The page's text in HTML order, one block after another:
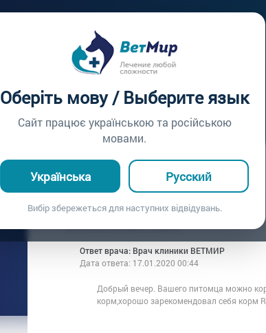
Оберіть мову / Выберите язык
Сайт працює українською та російською
мовами.
Українська Русский
Вибір збережеться для наступних відвідувань.
Вопросы врачу /
ПИТАНИЕ ЕНОТА
Вопрос врачу №86
Вопрос владельца: Анастасия
Дата вопроса:
17.01.2020 00:44
Сейчас я кормлю енота (6 месяцев) натуральной
подойдет: кошачий или собачий? И можно ли его
Ответ врача: Врач клиники ВЕТМИР
Дата ответа: 17.01.2020 00:44
Добрый вечер. Вашего питомца можно
корм,хорошо зарекомендовал себя корм